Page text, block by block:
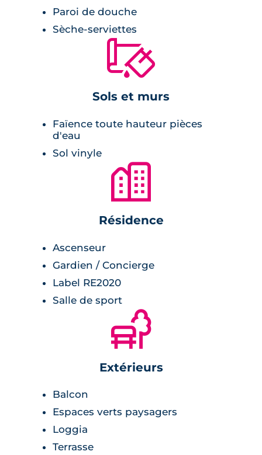
Paroi de douche
Sèche-serviettes
🔨
Sols et murs
Faïence toute hauteur pièces
d'eau
Sol vinyle
🏙
Résidence
Ascenseur
Gardien / Concierge
Label RE2020
Salle de sport
🌲
Extérieurs
Balcon
Espaces verts paysagers
Loggia
Terrasse